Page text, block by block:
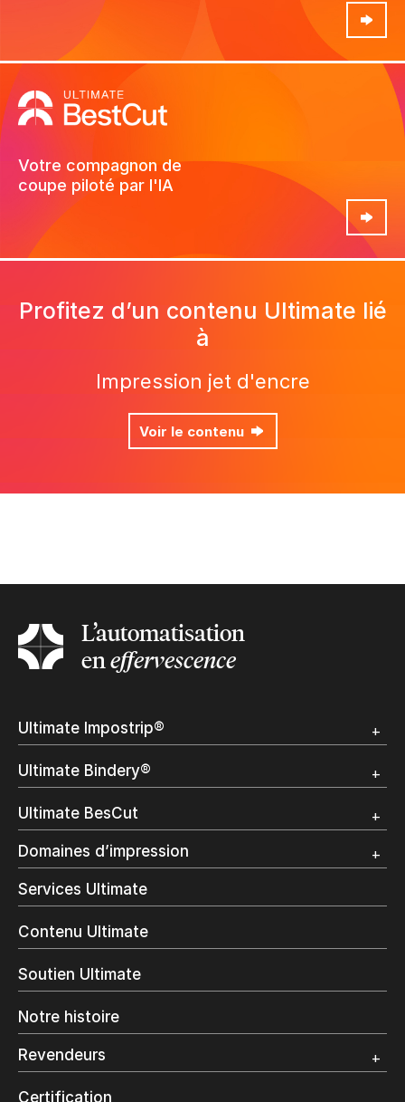
Votre compagnon de
coupe piloté par l'IA
Profitez d’un contenu Ultimate lié
à
Impression jet d'encre
Voir le contenu
L’automatisation
eneffervescence
Ultimate Impostrip®
Démo
Ultimate Bindery®
Démo
Témoignages clients
Ultimate BesCut
Apercu
Démo
Domaines d’impression
Publipostage et Transactionnel
Impression Commerciale
Livres à la demande
Impression jet d’encre
Impression d’étiquettes
Emballage numérique
Grand Format
Services Ultimate
Contenu Ultimate
Soutien Ultimate
Notre histoire
Revendeurs
Certification